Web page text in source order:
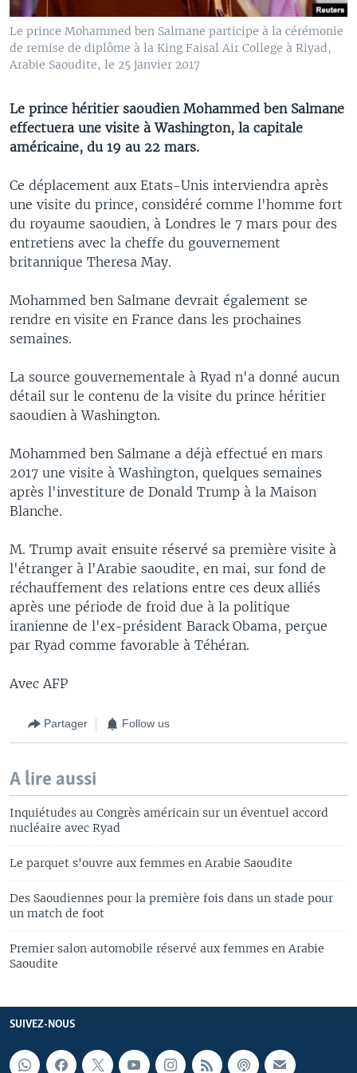
Le prince Mohammed ben Salmane participe à la cérémonie
de remise de diplôme à la King Faisal Air College à Riyad,
Arabie Saoudite, le 25 janvier 2017
Le prince héritier saoudien Mohammed ben Salmane
effectuera une visite à Washington, la capitale
américaine, du 19 au 22 mars.
Ce déplacement aux Etats-Unis interviendra après
une visite du prince, considéré comme l'homme fort
du royaume saoudien, à Londres le 7 mars pour des
entretiens avec la cheffe du gouvernement
britannique Theresa May.
Mohammed ben Salmane devrait également se
rendre en visite en France dans les prochaines
semaines.
La source gouvernementale à Ryad n'a donné aucun
détail sur le contenu de la visite du prince héritier
saoudien à Washington.
Mohammed ben Salmane a déjà effectué en mars
2017 une visite à Washington, quelques semaines
après l'investiture de Donald Trump à la Maison
Blanche.
M. Trump avait ensuite réservé sa première visite à
l'étranger à l'Arabie saoudite, en mai, sur fond de
réchauffement des relations entre ces deux alliés
après une période de froid due à la politique
iranienne de l'ex-président Barack Obama, perçue
par Ryad comme favorable à Téhéran.
Avec AFP
Partager Follow us
A lire aussi
Inquiétudes au Congrès américain sur un éventuel accord
nucléaire avec Ryad
Le parquet s'ouvre aux femmes en Arabie Saoudite
Des Saoudiennes pour la première fois dans un stade pour
un match de foot
Premier salon automobile réservé aux femmes en Arabie
Saoudite
SUIVEZ-NOUS